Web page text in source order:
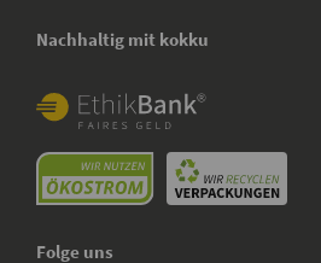
Nachhaltig mit kokku
Folge uns